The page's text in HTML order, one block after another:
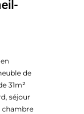
de
31m²
séjour
chambre